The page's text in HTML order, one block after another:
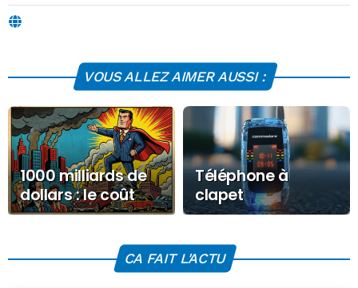
VOUS ALLEZ AIMER AUSSI :
1000 milliards de
dollars : le coût
annuel de
climatique des
ultra-fortunés
Téléphone à
clapet
Commodore : un
contre l’addiction
numérique
CA FAIT L'ACTU